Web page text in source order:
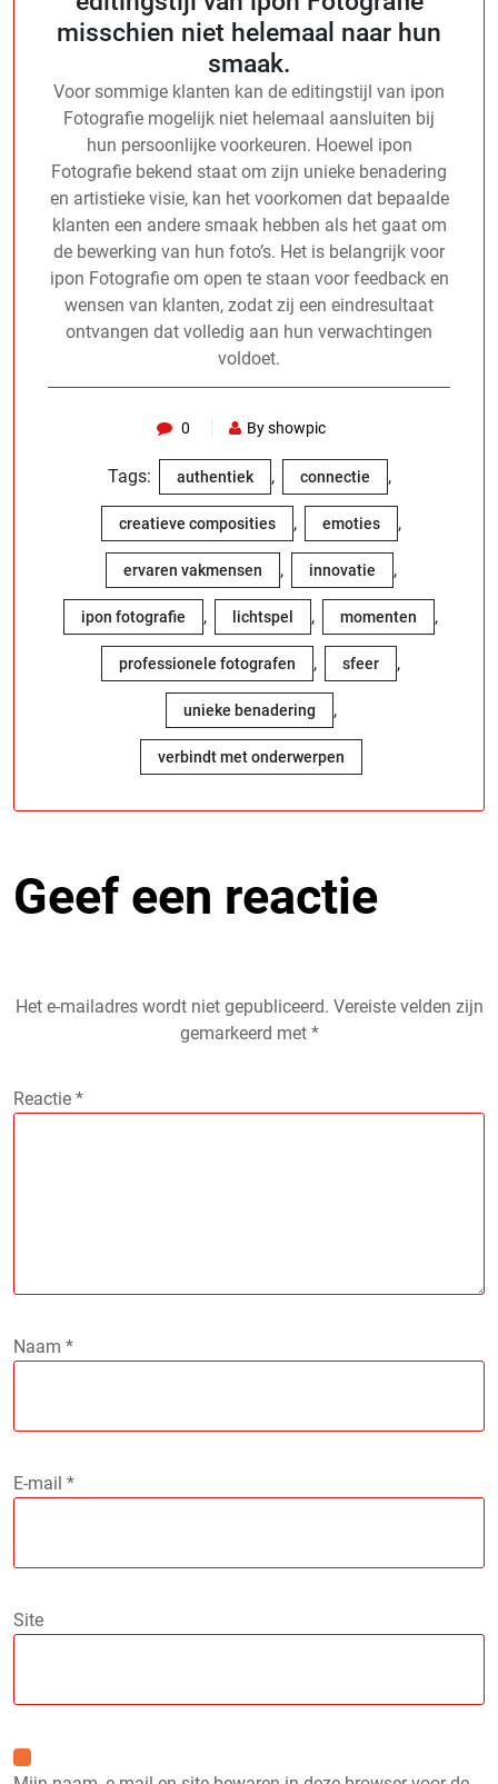
misschien niet helemaal naar hun
smaak.
Voor sommige klanten kan de editingstijl van ipon
Fotografie mogelijk niet helemaal aansluiten bij
hun persoonlijke voorkeuren. Hoewel ipon
Fotografie bekend staat om zijn unieke benadering
en artistieke visie, kan het voorkomen dat bepaalde
klanten een andere smaak hebben als het gaat om
de bewerking van hun foto’s. Het is belangrijk voor
ipon Fotografie om open te staan voor feedback en
wensen van klanten, zodat zij een eindresultaat
ontvangen dat volledig aan hun verwachtingen
voldoet.
0 By showpic
Tags: authentiek , connectie ,
creatieve composities , emoties ,
ervaren vakmensen , innovatie ,
ipon fotografie , lichtspel , momenten ,
professionele fotografen , sfeer ,
unieke benadering ,
verbindt met onderwerpen
Geef een reactie
Het e-mailadres wordt niet gepubliceerd. Vereiste velden zijn
gemarkeerd met *
Reactie *
Naam *
E-mail *
Site